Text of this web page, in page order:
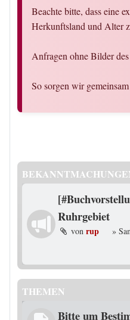
Beachte bitte, dass eine
Herkunftsland und Alter
Anfragen ohne Bilder
So sorgen wir
Ruhrgebiet
von rup »
THEMEN
Bitte um